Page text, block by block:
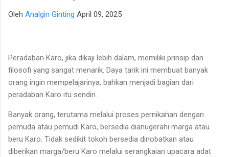
para talenta muda berpotensi tinggi seperti IM Satria Duta
dan Chelsea Monica Ignesias Sihite memiliki kedalaman sku...
Oleh Analgin Ginting April 09, 2025
Peradaban Karo, jika dikaji lebih dalam, memiliki prinsip dan
filosofi yang sangat menarik. Daya tarik ini membuat banyak
orang ingin mempelajarinya, bahkan menjadi bagian dari
peradaban Karo itu sendiri.
Banyak orang, terutama melalui proses pernikahan dengan
pemuda atau pemudi Karo, bersedia dianugerahi marga atau
beru Karo. Tidak sedikit tokoh bersedia dinobatkan atau
diberikan marga/beru Karo melalui serangkaian upacara adat